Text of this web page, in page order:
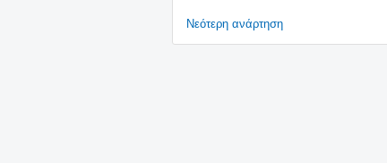
Νεότερη ανάρτηση